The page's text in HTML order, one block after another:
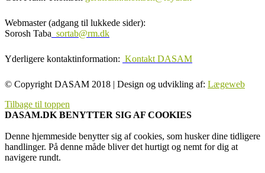
Webmaster (adgang til lukkede sider):
Sorosh Taba sortab@rm.dk
Yderligere kontaktinformation: Kontakt DASAM
© Copyright DASAM 2018 | Design og udvikling af: Lægeweb
Tilbage til toppen
DASAM.DK BENYTTER SIG AF COOKIES
Denne hjemmeside benytter sig af cookies, som husker dine tidligere
handlinger. På denne måde bliver det hurtigt og nemt for dig at
navigere rundt.